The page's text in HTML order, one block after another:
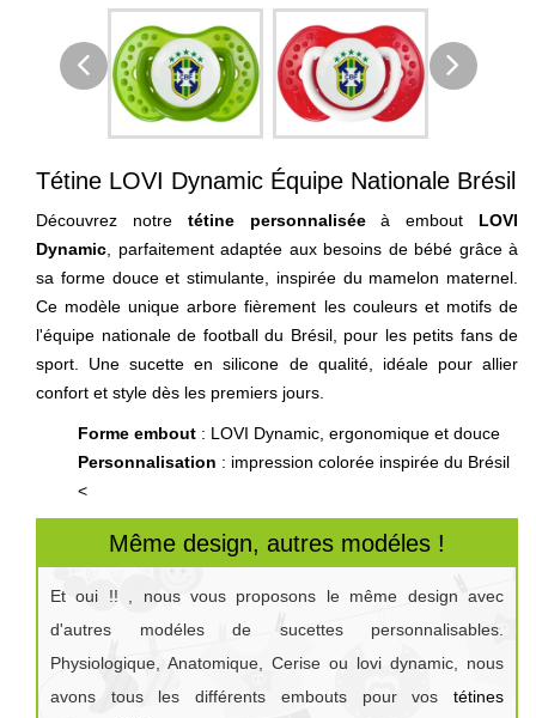
Tétine LOVI Dynamic Équipe Nationale Brésil
Découvrez notre tétine personnaliséeà embout LOVI
Dynamic , parfaitement adaptée aux besoins de bébé grâce à
sa forme douce et stimulante, inspirée du mamelon maternel.
Ce modèle unique arbore fièrement les couleurs et motifs de
l'équipe nationale de football du Brésil, pour les petits fans de
sport. Une sucette en silicone de qualité, idéale pour allier
confort et style dès les premiers jours.
Forme embout : LOVI Dynamic, ergonomique et douce
Personnalisation : impression colorée inspirée du Brésil
<
Même design, autres modéles !
Et oui !! , nous vous proposons le même design avec
d'autres modéles de sucettes personnalisables.
Physiologique, Anatomique, Cerise ou lovi dynamic, nous
avons tous les différents embouts pour vos tétines